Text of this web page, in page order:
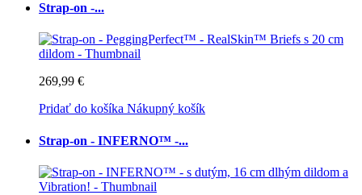
Strap-on -...
269,99 €
Pridať do košíka Nákupný košík
Strap-on - INFERNO™ -...